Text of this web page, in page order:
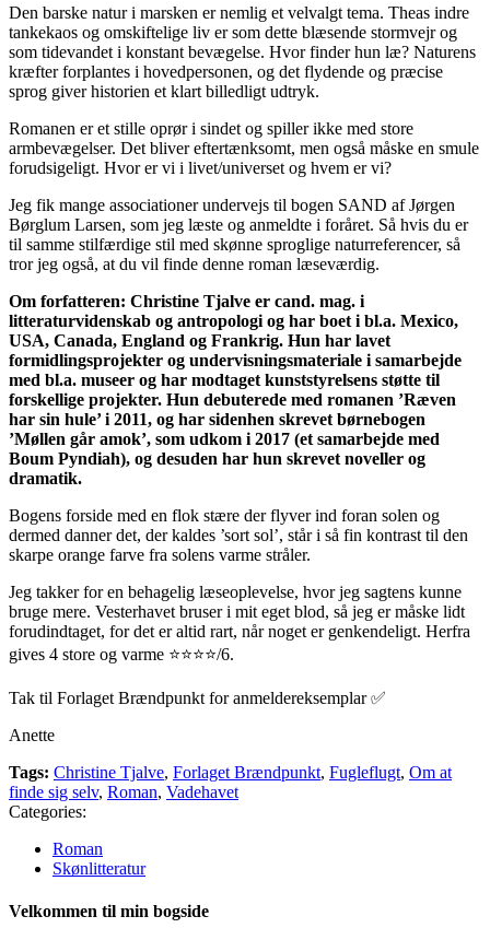
Den barske natur i marsken er nemlig et velvalgt tema. Theas indre
tankekaos og omskiftelige liv er som dette blæsende stormvejr og
som tidevandet i konstant bevægelse. Hvor finder hun læ? Naturens
kræfter forplantes i hovedpersonen, og det flydende og præcise
sprog giver historien et klart billedligt udtryk.
Romanen er et stille oprør i sindet og spiller ikke med store
armbevægelser. Det bliver eftertænksomt, men også måske en smule
forudsigeligt. Hvor er vi i livet/universet og hvem er vi?
Jeg fik mange associationer undervejs til bogen SAND af Jørgen
Børglum Larsen, som jeg læste og anmeldte i foråret. Så hvis du er
til samme stilfærdige stil med skønne sproglige naturreferencer, så
tror jeg også, at du vil finde denne roman læseværdig.
Om forfatteren: Christine Tjalve er cand. mag. i
litteraturvidenskab og antropologi og har boet i bl.a. Mexico,
USA, Canada, England og Frankrig. Hun har lavet
formidlingsprojekter og undervisningsmateriale i samarbejde
med bl.a. museer og har modtaget kunststyrelsens støtte til
forskellige projekter. Hun debuterede med romanen ’Ræven
har sin hule’ i 2011, og har sidenhen skrevet børnebogen
’Møllen går amok’, som udkom i 2017 (et samarbejde med
Boum Pyndiah), og desuden har hun skrevet noveller og
dramatik.
Bogens forside med en flok stære der flyver ind foran solen og
dermed danner det, der kaldes ’sort sol’, står i så fin kontrast til den
skarpe orange farve fra solens varme stråler.
Jeg takker for en behagelig læseoplevelse, hvor jeg sagtens kunne
bruge mere. Vesterhavet bruser i mit eget blod, så jeg er måske lidt
forudindtaget, for det er altid rart, når noget er genkendeligt. Herfra
gives 4 store og varme ⭐⭐⭐⭐/6.
Tak til Forlaget Brændpunkt for anmeldereksemplar ✅
Anette
Tags: Christine Tjalve, Forlaget Brændpunkt, Fugleflugt, Om at
finde sig selv, Roman, Vadehavet
Categories:
Roman
Skønlitteratur
Velkommen til min bogside